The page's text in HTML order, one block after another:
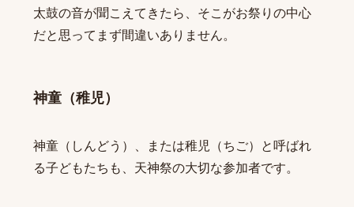
太鼓の音が聞こえてきたら、そこがお祭りの中心
だと思ってまず間違いありません。
神童（稚児）
神童（しんどう）、または稚児（ちご）と呼ばれ
る子どもたちも、天神祭の大切な参加者です。